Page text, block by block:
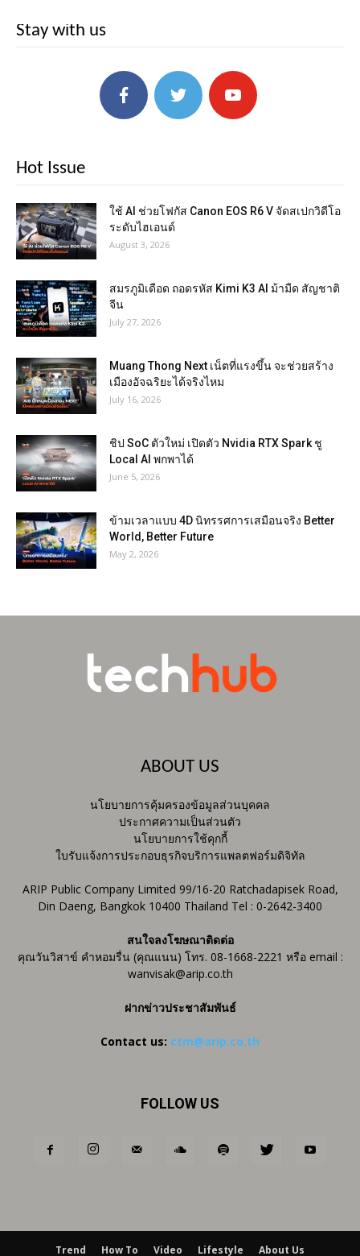
Stay with us
Hot Issue
ใช้ AI ช่วยโฟกัส Canon EOS R6 V จัดสเปกวิดีโอ
ระดับไฮเอนด์
August 3, 2026
สมรภูมิเดือด ถอดรหัส Kimi K3 AI ม้ามืด สัญชาติ
จีน
July 27, 2026
Muang Thong Next เน็ตที่แรงขึ้น จะช่วยสร้าง
เมืองอัจฉริยะได้จริงไหม
July 16, 2026
ชิป SoC ตัวใหม่ เปิดตัว Nvidia RTX Spark ชู
Local AI พกพาได้
June 5, 2026
ข้ามเวลาแบบ 4D นิทรรศการเสมือนจริง Better
World, Better Future
May 2, 2026
ABOUT US
นโยบายการคุ้มครองข้อมูลส่วนบุคคล
ประกาศความเป็นส่วนตัว
นโยบายการใช้คุกกี้
ใบรับแจ้งการประกอบธุรกิจบริการแพลตฟอร์มดิจิทัล
ARIP Public Company Limited 99/16-20 Ratchadapisek Road,
Din Daeng, Bangkok 10400 Thailand Tel : 0-2642-3400
สนใจลงโฆษณาติดต่อ
คุณวันวิสาข์ คำหอมรื่น (คุณแนน) โทร. 08-1668-2221 หรือ email :
wanvisak@arip.co.th
ฝากข่าวประชาสัมพันธ์
Contact us: ctm@arip.co.th
FOLLOW US
Trend How To Video Lifestyle About Us